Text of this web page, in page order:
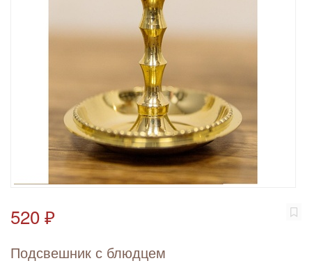
520 ₽
Подсвешник с блюдцем